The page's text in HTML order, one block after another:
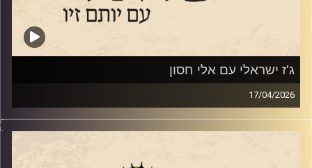
ג'ז ישראלי עם אלי חסון
17/04/2026
החצוצרן והמלחין אלי חסון